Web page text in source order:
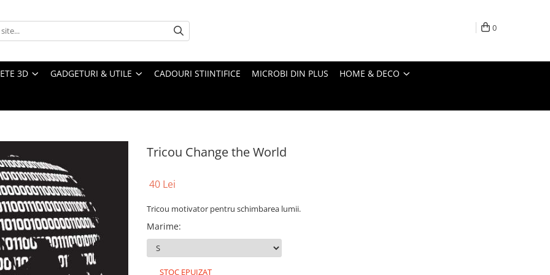
0
3D GADGETURI & UTILE CADOURI STIINTIFICE MICROBI DIN PLUS HOME & DECO
Tricou Change the World
40 Lei
Tricou motivator pentru schimbarea lumii.
Marime:
STOC EPUIZAT